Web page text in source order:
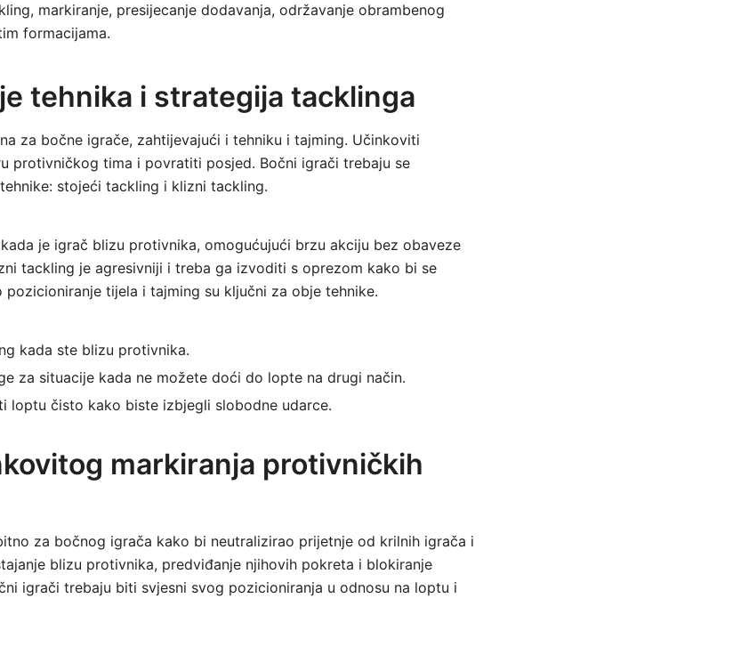
markiranje, presijecanje dodavanja, održavanje obrambenog
formacijama.
tehnika i strategija tacklinga
za bočne igrače, zahtijevajući i tehniku i tajming. Učinkoviti
protivničkog tima i povratiti posjed. Bočni igrači trebaju se
stojeći tackling i klizni tackling.
je igrač blizu protivnika, omogućujući brzu akciju bez obaveze
tackling je agresivniji i treba ga izvoditi s oprezom kako bi se
pozicioniranje tijela i tajming su ključni za obje tehnike.
kada ste blizu protivnika.
za situacije kada ne možete doći do lopte na drugi način.
loptu čisto kako biste izbjegli slobodne udarce.
markiranja protivničkih
za bočnog igrača kako bi neutralizirao prijetnje od krilnih igrača i
blizu protivnika, predviđanje njihovih pokreta i blokiranje
igrači trebaju biti svjesni svog pozicioniranja u odnosu na loptu i